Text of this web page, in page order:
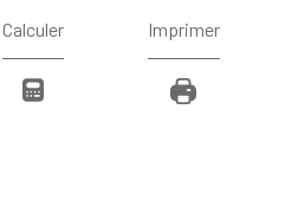
Calculer Imprimer